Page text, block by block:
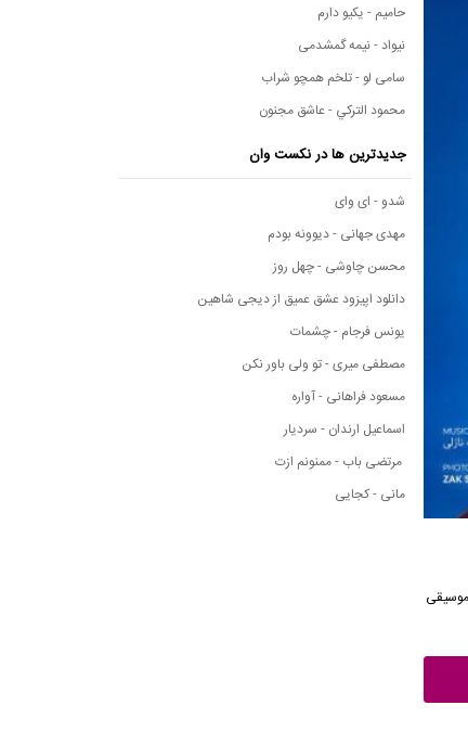
از رسانه موسیقی
حامیم - یکیو دارم
نیواد - نیمه گمشدمی
سامی لو - تلخم همچو شراب
محمود التركي - عاشق مجنون
جدیدترین ها در نکست وان
شدو - ای وای
مهدی جهانی - دیوونه بودم
محسن چاوشی - چهل روز
دانلود اپیزود عشق عمیق از دیجی شاهین
یونس فرجام - چشمات
مصطفی میری - تو ولی باور نکن
مسعود فراهانی - آواره
اسماعیل ارندان - سردیار
مرتضی باب - ممنونم ازت
مانی - کجایی